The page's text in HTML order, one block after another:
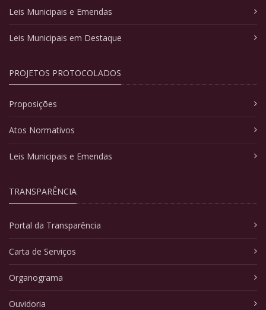
Leis Municipais e Emendas
Leis Municipais em Destaque
PROJETOS PROTOCOLADOS
Proposições
Atos Normativos
Leis Municipais e Emendas
TRANSPARÊNCIA
Portal da Transparência
Carta de Serviços
Organograma
Ouvidoria